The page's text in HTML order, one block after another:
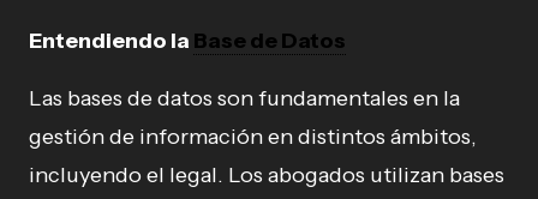
Entendiendo la Base de Datos
Las bases de datos son fundamentales en la
gestión de información en distintos ámbitos,
incluyendo el legal. Los abogados utilizan bases